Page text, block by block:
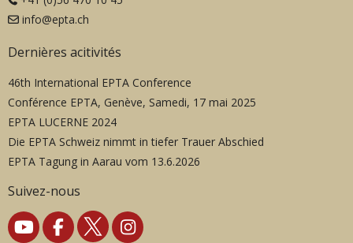
info@epta.ch
Dernières acitivités
46th International EPTA Conference
Conférence EPTA, Genève, Samedi, 17 mai 2025
EPTA LUCERNE 2024
Die EPTA Schweiz nimmt in tiefer Trauer Abschied
EPTA Tagung in Aarau vom 13.6.2026
Suivez-nous